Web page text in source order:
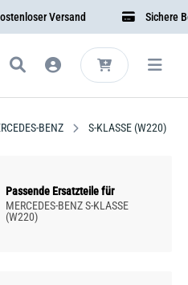
Versand Sichere
BENZ S-KLASSE (W220)
Passende Ersatzteile für
MERCEDES-BENZ S-KLASSE
(W220)